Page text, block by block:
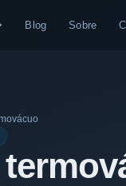
Blog Sobre